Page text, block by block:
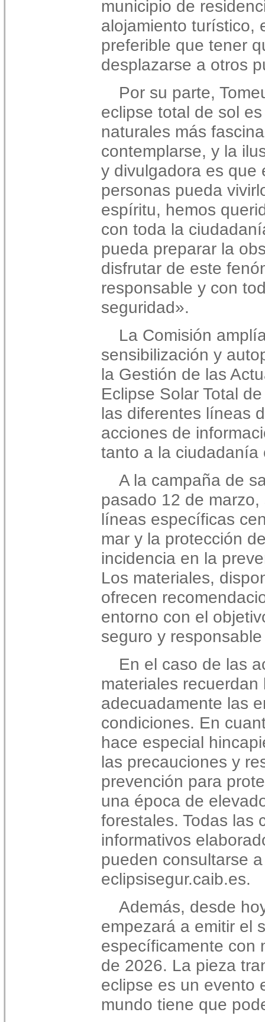
municipio de
alojamiento turístico,
preferible que tener
desplazarse a otros
Por su parte,
eclipse total de sol
naturales más
contemplarse, y la
y divulgadora es que
personas pueda
espíritu, hemos
con toda la
pueda preparar la
disfrutar de este
responsable y con
seguridad».
La Comisión
sensibilización y
la Gestión de las
Eclipse Solar Total
las diferentes líneas
acciones de
tanto a la ciudadanía
A la campaña de
pasado 12 de
líneas específicas
mar y la protección
incidencia en la
Los materiales,
ofrecen
entorno con el
seguro y
En el caso de las
materiales
adecuadamente las
condiciones. En
hace especial
las precauciones y
prevención para
una época de
forestales. Todas las
informativos
pueden consultarse
eclipsisegur.caib.es.
Además, desde
empezará a emitir el
específicamente con
de 2026. La pieza
eclipse es un evento
mundo tiene que